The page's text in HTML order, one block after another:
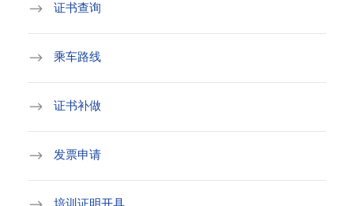
证书查询
乘车路线
证书补做
发票申请